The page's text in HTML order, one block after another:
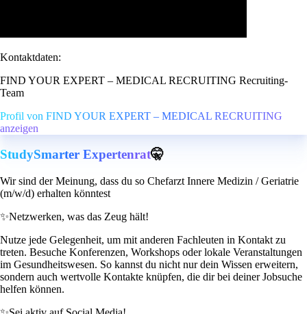
Kontaktdaten:
FIND YOUR EXPERT – MEDICAL RECRUITING Recruiting-
Team
Profil von FIND YOUR EXPERT – MEDICAL RECRUITING
anzeigen
StudySmarter Expertenrat🤫
Wir sind der Meinung, dass du so Chefarzt Innere Medizin / Geriatrie
(m/w/d) erhalten könntest
✨Netzwerken, was das Zeug hält!
Nutze jede Gelegenheit, um mit anderen Fachleuten in Kontakt zu
treten. Besuche Konferenzen, Workshops oder lokale Veranstaltungen
im Gesundheitswesen. So kannst du nicht nur dein Wissen erweitern,
sondern auch wertvolle Kontakte knüpfen, die dir bei deiner Jobsuche
helfen können.